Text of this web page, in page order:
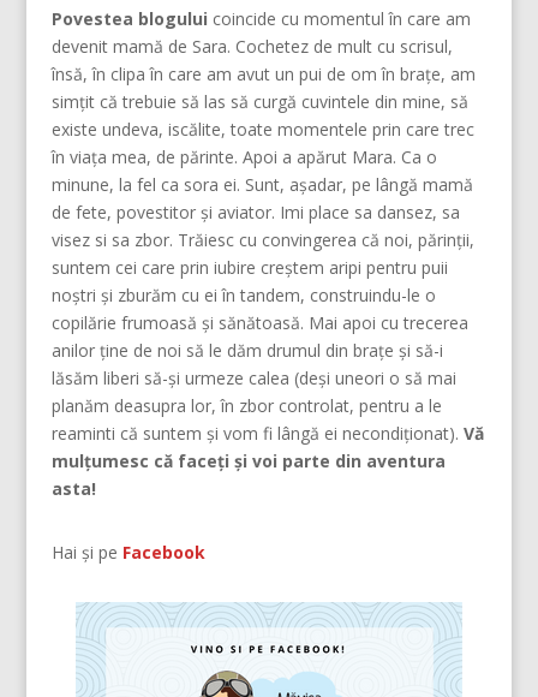
Povestea blogului coincide cu momentul în care am
devenit mamă de Sara. Cochetez de mult cu scrisul,
însă, în clipa în care am avut un pui de om în brațe, am
simțit că trebuie să las să curgă cuvintele din mine, să
existe undeva, iscălite, toate momentele prin care trec
în viața mea, de părinte. Apoi a apărut Mara. Ca o
minune, la fel ca sora ei. Sunt, așadar, pe lângă mamă
de fete, povestitor și aviator. Imi place sa dansez, sa
visez si sa zbor. Trăiesc cu convingerea că noi, părinţii,
suntem cei care prin iubire creştem aripi pentru puii
noştri şi zburăm cu ei în tandem, construindu-le o
copilărie frumoasă şi sănătoasă. Mai apoi cu trecerea
anilor ține de noi să le dăm drumul din braţe și să-i
lăsăm liberi să-și urmeze calea (deşi uneori o să mai
planăm deasupra lor, în zbor controlat, pentru a le
reaminti că suntem şi vom fi lângă ei necondiţionat). Vă
mulțumesc că faceți și voi parte din aventura
asta!
Hai și pe Facebook